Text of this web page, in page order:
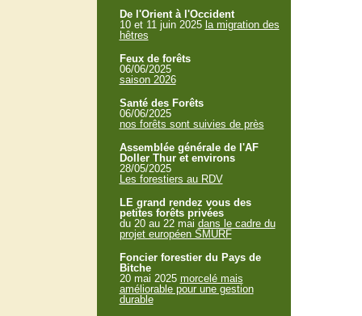
De l'Orient à l'Occident
10 et 11 juin 2025 la migration des
hêtres
Feux de forêts
06/06/2025
saison 2026
Santé des Forêts
06/06/2025
nos forêts sont suivies de près
Assemblée générale de l'AF
Doller Thur et environs
28/05/2025
Les forestiers au RDV
LE grand rendez vous des
petites forêts privées
du 20 au 22 mai dans le cadre du
projet européen SMURF
Foncier forestier du Pays de
Bitche
20 mai 2025 morcelé mais
améliorable pour une gestion
durable